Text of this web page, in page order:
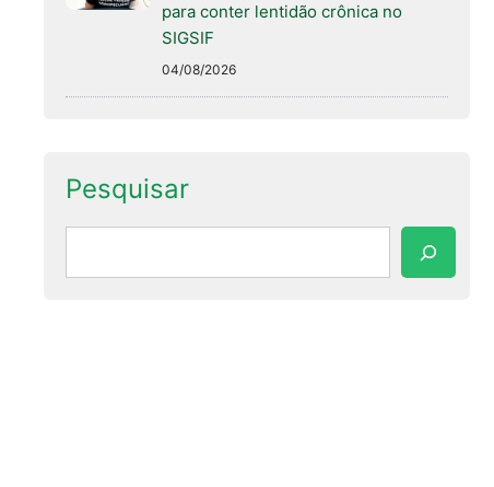
para conter lentidão crônica no
SIGSIF
04/08/2026
Pesquisar